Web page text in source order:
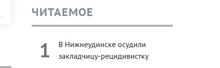
ЧИТАЕМОЕ
1
В Нижнеудинске осудили
закладчицу-рецидивистку